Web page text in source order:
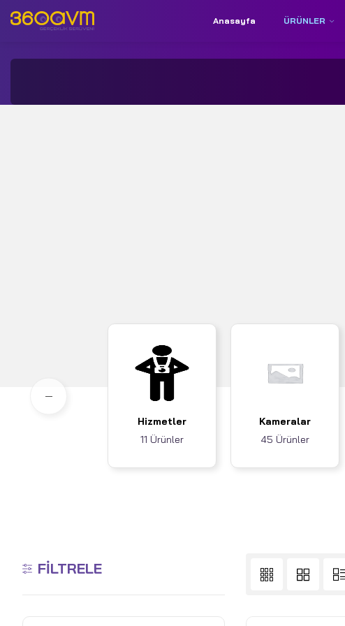
İletişim: +90 850 532 9312
Anasayfa ÜRÜNLER
Hizmetler
11 Ürünler
Kameralar
45 Ürünler
FILTRELE